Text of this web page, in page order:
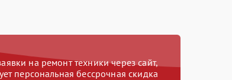
на ремонт техники через сайт,
персональная бессрочная скидка